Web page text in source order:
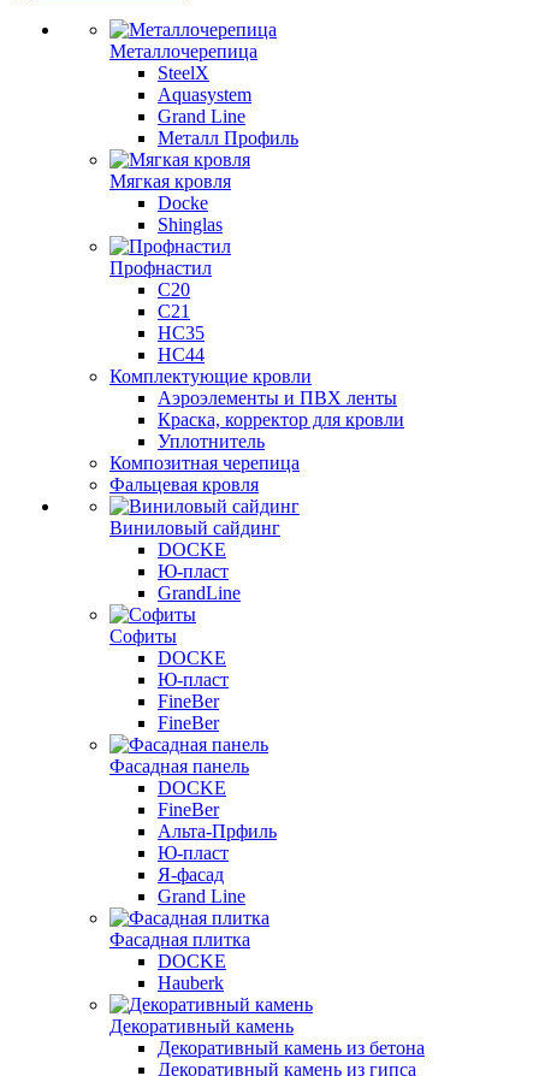
Металлочерепица
SteelX
Aquasystem
Grand Line
Металл Профиль
Мягкая кровля
Docke
Shinglas
Профнастил
C20
C21
НС35
НС44
Комплектующие кровли
Аэроэлементы и ПВХ ленты
Краска, корректор для кровли
Уплотнитель
Композитная черепица
Фальцевая кровля
Виниловый сайдинг
DOCKE
Ю-пласт
GrandLine
Софиты
DOCKE
Ю-пласт
FineBer
FineBer
Фасадная панель
DOCKE
FineBer
Альта-Прфиль
Ю-пласт
Я-фасад
Grand Line
Фасадная плитка
DOCKE
Hauberk
Декоративный камень
Декоративный камень из бетона
Декоративный камень из гипса